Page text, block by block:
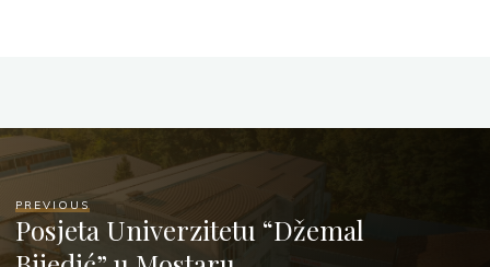
PREVIOUS
Posjeta Univerzitetu “Džemal